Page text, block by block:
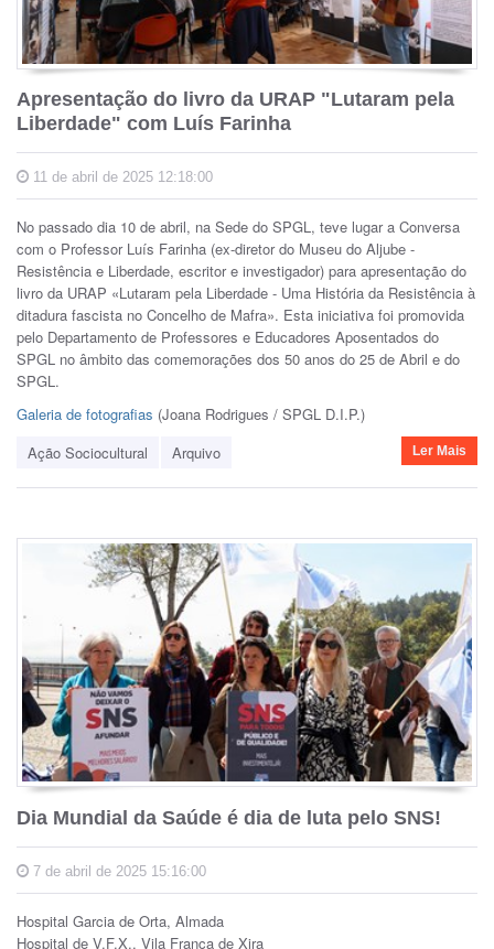
Apresentação do livro da URAP "Lutaram pela
Liberdade" com Luís Farinha
11 de abril de 2025 12:18:00
No passado dia 10 de abril, na Sede do SPGL, teve lugar a Conversa
com o Professor Luís Farinha (ex-diretor do Museu do Aljube -
Resistência e Liberdade, escritor e investigador) para apresentação do
livro da URAP «Lutaram pela Liberdade - Uma História da Resistência à
ditadura fascista no Concelho de Mafra». Esta iniciativa foi promovida
pelo Departamento de Professores e Educadores Aposentados do
SPGL no âmbito das comemorações dos 50 anos do 25 de Abril e do
SPGL.
Galeria de fotografias (Joana Rodrigues / SPGL D.I.P.)
Ação Sociocultural
Arquivo Ler Mais
Dia Mundial da Saúde é dia de luta pelo SNS!
7 de abril de 2025 15:16:00
Hospital Garcia de Orta, Almada
Hospital de V.F.X., Vila Franca de Xira